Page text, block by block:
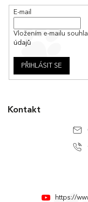
E-mail
Vložením e-mailu
údajů
PŘIHLÁSIT SE
Kontakt
https://